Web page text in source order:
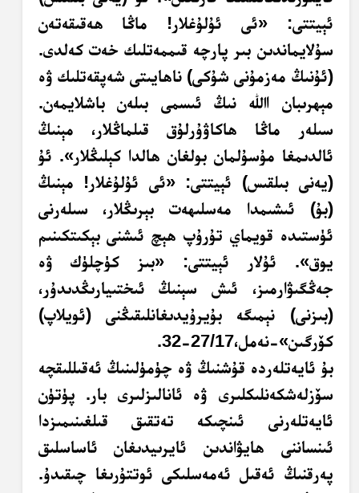
ئېيتتى: «ئى ئۇلۇغلار! ماڭا ھەقىقەتەن
سۇلايماندىن بىر پارچە قىممەتلىك خەت كەلدى.
(ئۇنىڭ مەزمۇنى شۇكى) ناھايىتى شەپقەتلىك ۋە
مېھرىبان اﷲ نىڭ ئىسمى بىلەن باشلايمەن.
سىلەر ماڭا ھاكاۋۇرلۇق قىلماڭلار، مېنىڭ
ئالدىمغا مۇسۇلمان بولغان ھالدا كېلىڭلار». ئۇ
(يەنى بىلقىس) ئېيتتى: «ئى ئۇلۇغلار! مېنىڭ
(بۇ) ئىشىمدا مەسلىھەت بېرىڭلار، سىلەرنى
ئۈستىدە قويماي تۇرۇپ ھېچ ئىشنى بېكىتكىنىم
يوق». ئۇلار ئېيتتى: «بىز كۈچلۈك ۋە
جەڭگىۋارمىز، ئىش سېنىڭ ئىختىيارىڭدىدۇر،
(بىزنى) نېمىگە بۇيرۇيدىغانلىقىڭنى (ئويلاپ)
كۆرگىن»-نەمل،27/17-32.
بۇ ئايەتلەردە قۇشنىڭ ۋە چۈمۈلىنىڭ ئەقىللىقچە
سۆزلەشكەنلىكلىرى ۋە ئانالىزلىرى بار. پۈتۈن
ئايەتلەرنى ئىنچىكە تەتقىق قىلغىنىمىزدا
ئىنساننى ھايۋاندىن ئايرىيدىغان ئاساسلىق
پەرقنىڭ ئەقىل ئەمەسلىكى ئوتتۇرىغا چىقىدۇ.